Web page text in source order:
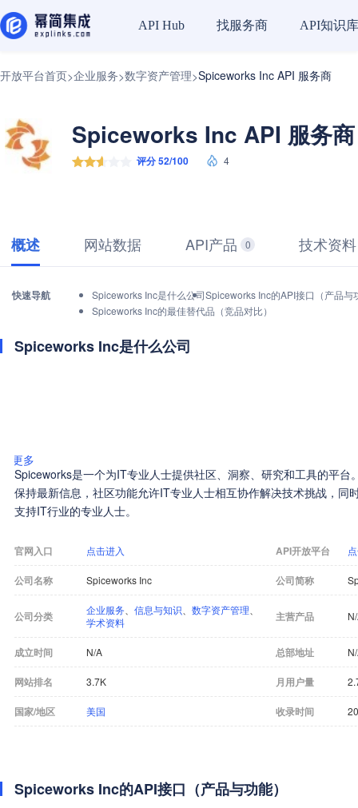
API Hub 找服务商 API知识库
开放平台首页>企业服务>数字资产管理>Spiceworks Inc API 服务商
Spiceworks Inc API 服务商
评分 52/100 4
概述 网站数据 API产品 0 技术资料
快速导航 Spiceworks Inc是什么公司Spiceworks Inc的API接口（产品与
Spiceworks Inc的最佳替代品（竞品对比）
Spiceworks Inc是什么公司
更多
Spiceworks是一个为IT专业人士提供社区、洞察、研究和工具的平台
保持最新信息，社区功能允许IT专业人士相互协作解决技术挑战，同
支持IT行业的专业人士。
官网入口 点击进入 API开放平台
公司名称 Spiceworks Inc 公司简称
公司分类 企业服务 信息与知识 数字资产管理
学术资料
主营产品
成立时间 N/A 总部地址
网站排名 3.7K 月用户量
国家/地区 美国 收录时间
Spiceworks Inc的API接口（产品与功能）